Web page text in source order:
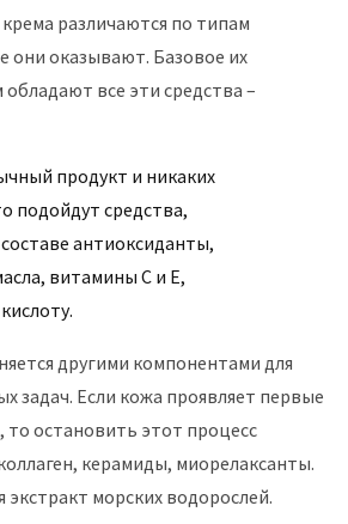
различаются по типам
они оказывают. Базовое их
все эти средства –
продукт и никаких
подойдут средства,
антиоксиданты,
витамины С и Е,
другими компонентами для
задач. Если кожа проявляет первые
то остановить этот процесс
керамиды, миорелаксанты.
экстракт морских водорослей.